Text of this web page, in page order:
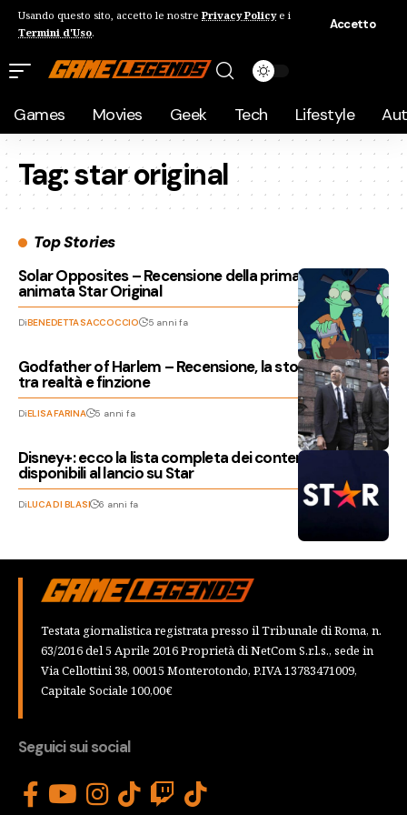
Usando questo sito, accetto le nostre Privacy Policye i
Termini d'Uso.
Accetto
Games Movies Geek Tech Lifestyle
Tag:star original
Top Stories
Solar Opposites – Recensione della prima serie
animata Star Original
DiBENEDETTA SACCOCCIO 5 anni fa
Godfather of Harlem – Recensione, la storia di Harlem
tra realtà e finzione
DiELISA FARINA 5 anni fa
Disney+: ecco la lista completa dei contenuti
disponibili al lancio su Star
DiLUCA DI BLASI 6 anni fa
Testata giornalistica registrata presso il Tribunale di Roma, n.
63/2016 del 5 Aprile 2016 Proprietà di NetCom S.r.l.s., sede in
Via Cellottini 38, 00015 Monterotondo, P.IVA 13783471009,
Capitale Sociale 100,00€
Seguici sui social